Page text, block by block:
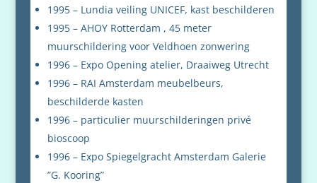
1995 – Lundia veiling UNICEF, kast beschilderen
1995 – AHOY Rotterdam , 45 meter
muurschildering voor Veldhoen zonwering
1996 – Expo Opening atelier, Draaiweg Utrecht
1996 – RAI Amsterdam meubelbeurs,
beschilderde kasten
1996 – particulier muurschilderingen privé
bioscoop
1996 – Expo Spiegelgracht Amsterdam Galerie
”G. Kooring”